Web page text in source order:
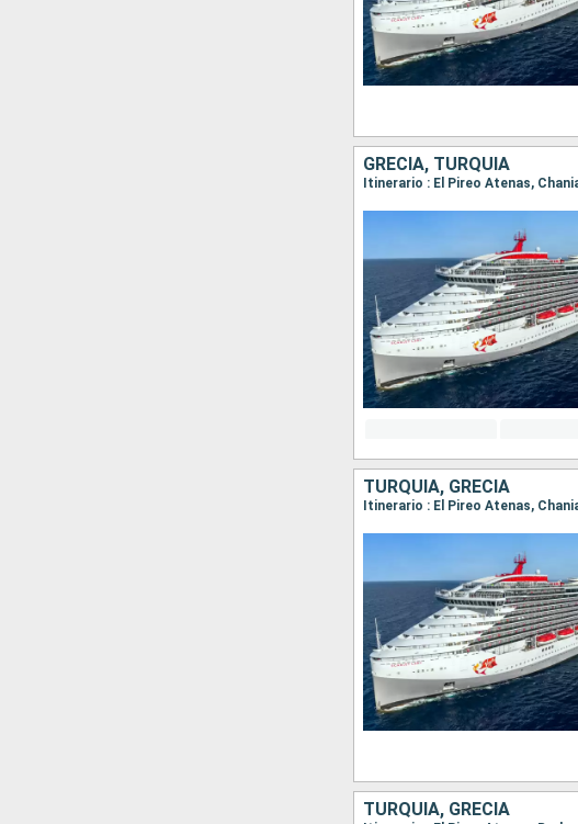
GRECIA, TURQUÍA
Itinerario : El Pireo Atenas,
TURQUÍA, GRECIA
Itinerario : El Pireo Atenas,
TURQUÍA, GRECIA